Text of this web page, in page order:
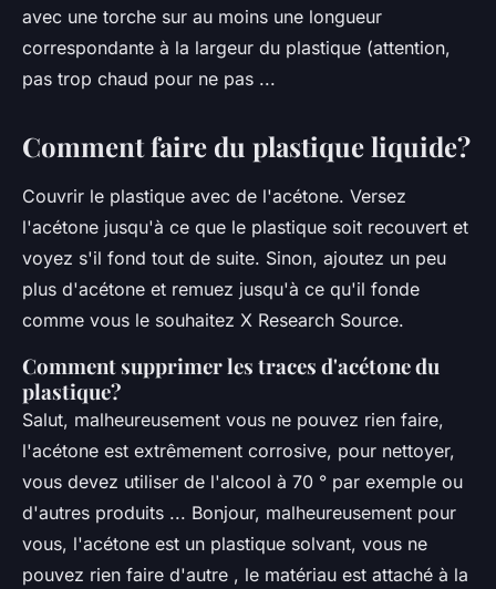
avec une torche sur au moins une longueur
correspondante à la largeur du plastique (attention,
pas trop chaud pour ne pas ...
Comment faire du plastique liquide?
Couvrir le plastique avec de l'acétone. Versez
l'acétone jusqu'à ce que le plastique soit recouvert et
voyez s'il fond tout de suite. Sinon, ajoutez un peu
plus d'acétone et remuez jusqu'à ce qu'il fonde
comme vous le souhaitez X Research Source.
Comment supprimer les traces d'acétone du
plastique?
Salut, malheureusement vous ne pouvez rien faire,
l'acétone est extrêmement corrosive, pour nettoyer,
vous devez utiliser de l'alcool à 70 ° par exemple ou
d'autres produits ... Bonjour, malheureusement pour
vous, l'acétone est un plastique solvant, vous ne
pouvez rien faire d'autre , le matériau est attaché à la